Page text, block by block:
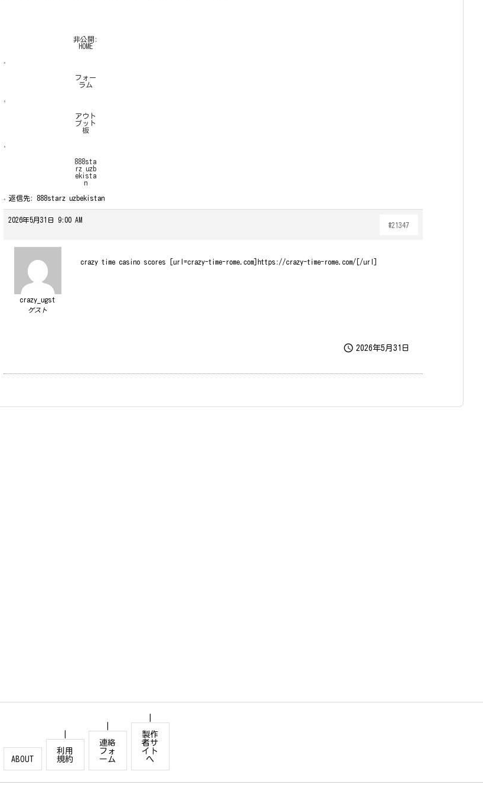
非公開:
HOME
›
フォー
ラム
›
アウト
プット
板
›
888sta
rz uzb
ekista
n
› 返信先: 888starz uzbekistan
2026年5月31日 9:00 AM
#21347
crazy_ugst
ゲスト
crazy time casino scores [url=crazy-time-rome.com]https://crazy-time-rome.com/[/url]
 2026年5月31日
ABOUT
利用
規約
連絡
フォ
ーム
製作
者サ
イト
へ